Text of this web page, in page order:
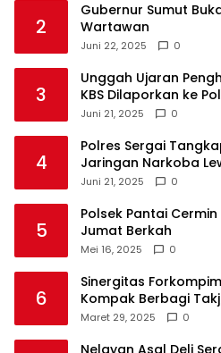
2
Gubernur Sumut
Wartawan
Juni 22, 2025 0
3
Unggah Ujaran
KBS Dilaporkan ke
Juni 21, 2025 0
4
Polres Sergai
Jaringan Narkoba
Delivery
Juni 21, 2025 0
5
Polsek Pantai
Jumat Berkah
Mei 16, 2025 0
6
Sinergitas
Kompak Berbagi
Maret 29, 2025 0